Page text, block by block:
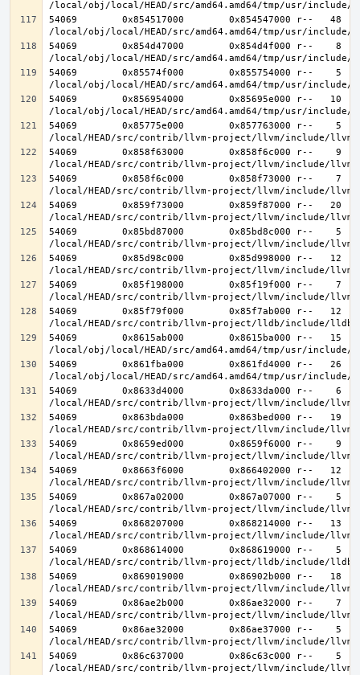
54069        0x854517000        0x854547000 r--   48
54069        0x854d47000        0x854d4f000 r--    8
54069        0x85574f000        0x855754000 r--    5
54069        0x856954000        0x85695e000 r--   10
54069        0x85775e000        0x857763000 r--    5
54069        0x858f63000        0x858f6c000 r--    9
54069        0x858f6c000        0x858f73000 r--    7
54069        0x859f73000        0x859f87000 r--   20
54069        0x85bd87000        0x85bd8c000 r--    5
54069        0x85d98c000        0x85d998000 r--   12
54069        0x85f198000        0x85f19f000 r--    7
54069        0x85f79f000        0x85f7ab000 r--   12
54069        0x8615ab000        0x8615ba000 r--   15
54069        0x861fba000        0x861fd4000 r--   26
54069        0x8633d4000        0x8633da000 r--    6
54069        0x863bda000        0x863bed000 r--   19
54069        0x8659ed000        0x8659f6000 r--    9
54069        0x8663f6000        0x866402000 r--   12
54069        0x867a02000        0x867a07000 r--    5
54069        0x868207000        0x868214000 r--   13
54069        0x868614000        0x868619000 r--    5
54069        0x869019000        0x86902b000 r--   18
54069        0x86ae2b000        0x86ae32000 r--    7
54069        0x86ae32000        0x86ae37000 r--    5
54069        0x86c637000        0x86c63c000 r--    5